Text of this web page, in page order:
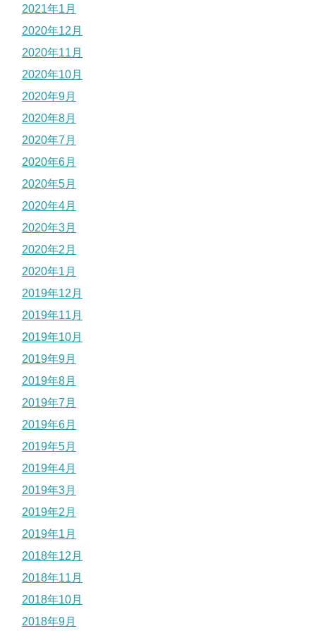
2021年1月
2020年12月
2020年11月
2020年10月
2020年9月
2020年8月
2020年7月
2020年6月
2020年5月
2020年4月
2020年3月
2020年2月
2020年1月
2019年12月
2019年11月
2019年10月
2019年9月
2019年8月
2019年7月
2019年6月
2019年5月
2019年4月
2019年3月
2019年2月
2019年1月
2018年12月
2018年11月
2018年10月
2018年9月